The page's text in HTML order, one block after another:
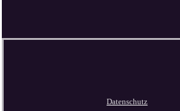
Datenschutz